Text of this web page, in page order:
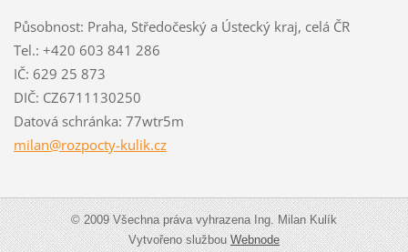
Působnost: Praha, Středočeský a Ústecký kraj, celá ČR
Tel.: +420 603 841 286
IČ: 629 25 873
DIČ: CZ6711130250
Datová schránka: 77wtr5m
milan@rozpocty-kulik.cz
© 2009 Všechna práva vyhrazena Ing. Milan Kulík
Vytvořeno službouWebnode